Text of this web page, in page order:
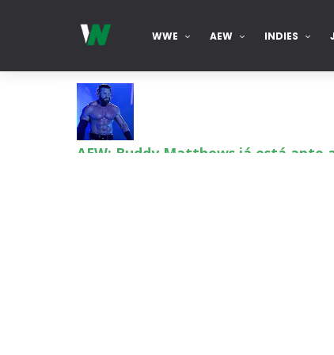
WWE AEW INDIES
AEW: Buddy Matthews já está apto